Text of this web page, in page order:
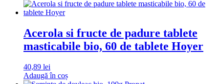
Acerola si fructe de padure tablete
masticabile bio, 60 de tablete Hoyer
40,89 lei
Adaugă în coș